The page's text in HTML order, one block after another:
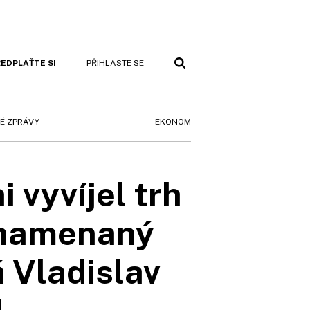
SI PŘIHLASTE SE
ZPRÁVY EKONOM
vyvíjel trh
Vladislav